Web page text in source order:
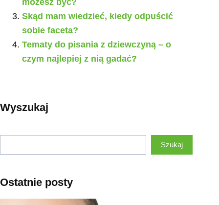
możesz być?
Skąd mam wiedzieć, kiedy odpuścić
sobie faceta?
Tematy do pisania z dziewczyną – o
czym najlepiej z nią gadać?
Wyszukaj
Szukaj
Ostatnie posty